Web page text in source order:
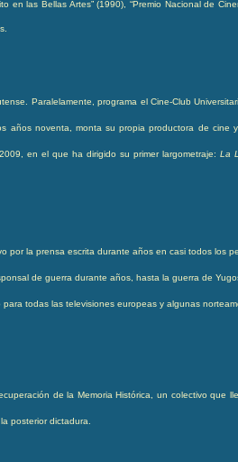
las Bellas Artes” (1990), “Premio Nacional de
Paralelamente, programa el Cine-Club
años noventa, monta su propia productora de cine
en el que ha dirigido su primer largometraje:La
por la prensa escrita durante años en casi todos los
de guerra durante años, hasta la guerra de
todas las televisiones europeas y algunas
de la Memoria Histórica, un colectivo que
posterior dictadura.